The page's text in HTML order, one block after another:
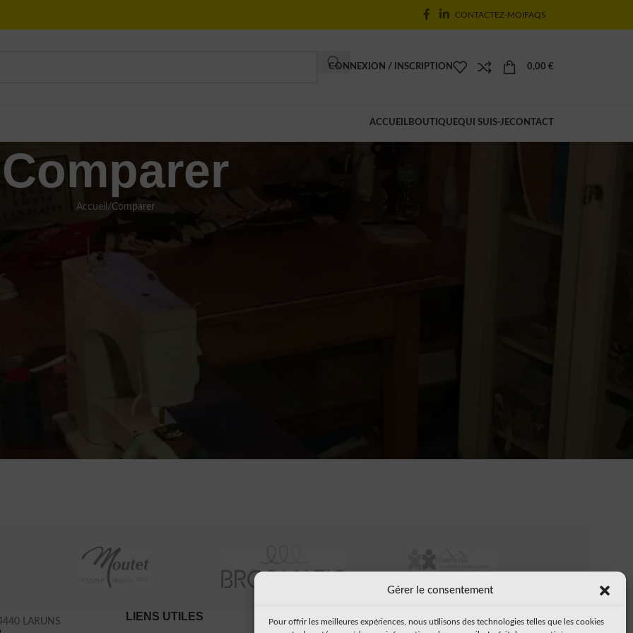
Gérer le consentement
Pour offrir les meilleures expériences, nous utilisons des technologies telles que les cookies
CONTACTEZ-MOIFAQS
CONNEXION / INSCRIPTION 0,00 €
ACCUEIL BOUTIQUEQUI SUIS-JECONTACT
Comparer
Accueil Comparer
de comparaison est vide
des produits
RETOUR À LA BOUTIQUE
LARUNS
LIENS UTILES À PROPOS